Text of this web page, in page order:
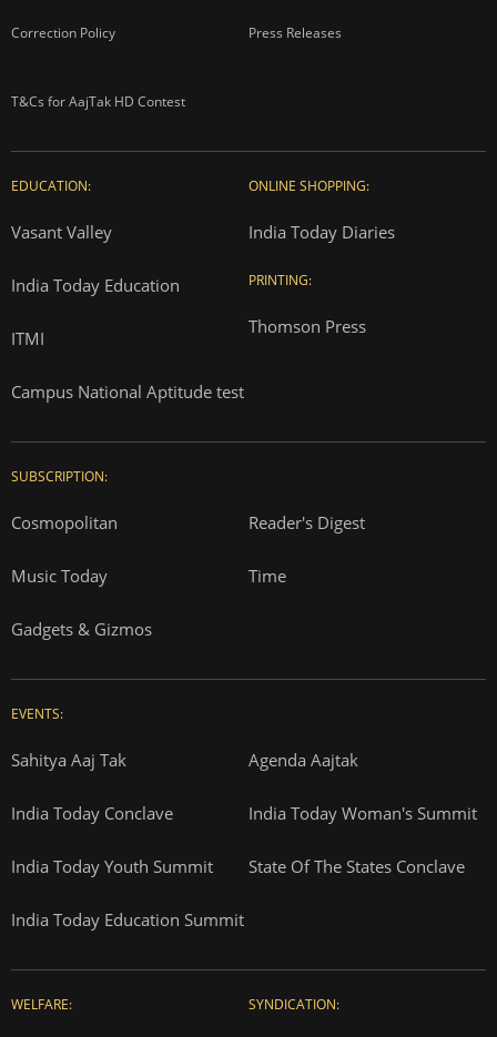
Correction Policy Press Releases
T&Cs for AajTak HD Contest
EDUCATION:
Vasant Valley
India Today Education
ITMI
Campus National Aptitude test
ONLINE SHOPPING:
India Today Diaries
PRINTING:
Thomson Press
SUBSCRIPTION:
Cosmopolitan Reader's Digest
Music Today Time
Gadgets & Gizmos
EVENTS:
Sahitya Aaj Tak Agenda Aajtak
India Today Conclave India Today Woman's Summit
India Today Youth Summit State Of The States Conclave
India Today Education Summit
WELFARE: SYNDICATION: